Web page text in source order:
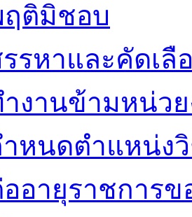
ฤติมิชอบ
รหาและคัดเลื
งานข้ามหน่ว
หนดตำแหน่ง
อายุราชการ